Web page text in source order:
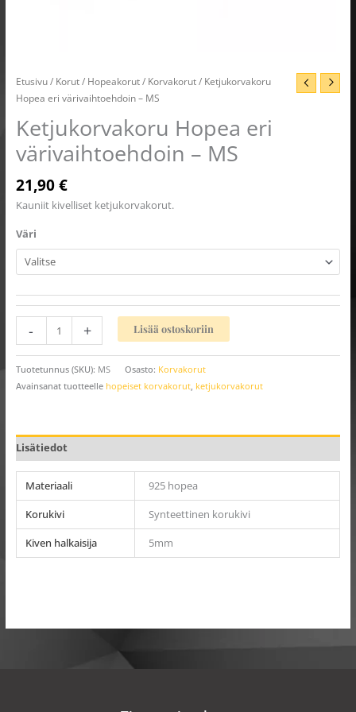
Etusivu/ Korut/ Hopeakorut/ Korvakorut/ Ketjukorvakoru
Hopea eri värivaihtoehdoin – MS
Ketjukorvakoru Hopea eri
värivaihtoehdoin – MS
21,90€
Kauniit kivelliset ketjukorvakorut.
Väri
- + Lisää ostoskoriin
Tuotetunnus (SKU): MS Osasto: Korvakorut
Avainsanat tuotteelle hopeiset korvakorut, ketjukorvakorut
Lisätiedot
Materiaali
925 hopea
Korukivi
Synteettinen korukivi
Kiven halkaisija
5mm